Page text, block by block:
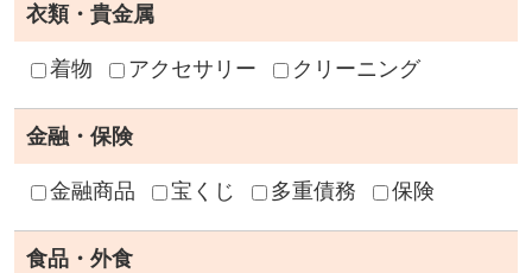
衣類・貴金属
着物 アクセサリー クリーニング
金融・保険
金融商品 宝くじ 多重債務 保険
食品・外食